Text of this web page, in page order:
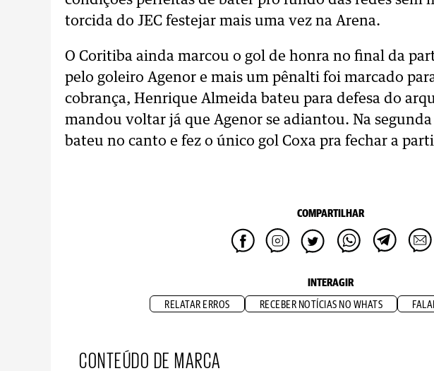
torcida do JEC festejar mais uma vez na Arena.
O Coritiba ainda marcou o gol de honra no final da
pelo goleiro Agenor e mais um pênalti foi marcado
cobrança, Henrique Almeida bateu para defesa do
mandou voltar já que Agenor se adiantou. Na
bateu no canto e fez o único gol Coxa pra fechar a
COMPARTILHAR
INTERAGIR
RELATAR ERROS RECEBER NOTÍCIAS NO WHATS
CONTEÚDO DE MARCA